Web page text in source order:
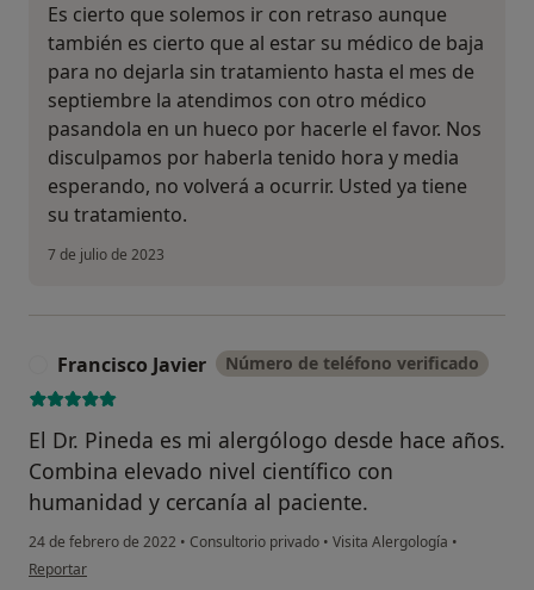
Es cierto que solemos ir con retraso aunque
también es cierto que al estar su médico de baja
para no dejarla sin tratamiento hasta el mes de
septiembre la atendimos con otro médico
pasandola en un hueco por hacerle el favor. Nos
disculpamos por haberla tenido hora y media
esperando, no volverá a ocurrir. Usted ya tiene
su tratamiento.
7 de julio de 2023
Francisco Javier Número de teléfono verificado
El Dr. Pineda es mi alergólogo desde hace años.
Combina elevado nivel científico con
humanidad y cercanía al paciente.
24 de febrero de 2022 • Consultorio privado • Visita Alergología •
en opinión del usuario Francisco Javier
Reportar